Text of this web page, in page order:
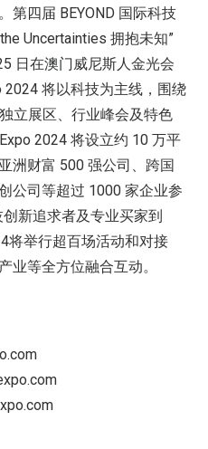
第四届 BEYOND 国际科技
Uncertainties 拥抱未知”
日在澳门威尼斯人金光会
2024 将以科技为主线，围绕
立展区、行业峰会及特色
2024 将设立约 10 万平
洲财富 500 强公司、跨国
公司等超过 1000 家企业参
新追求者及专业买家到
将举行超百场活动和对接
业等全方位融合互动。